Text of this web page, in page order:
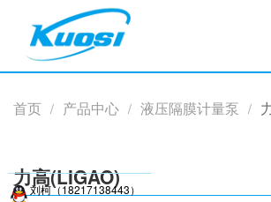
首页 / 产品中心 / 液压隔膜计量泵 /
力高(LIGAO)
刘柯（18217138443）